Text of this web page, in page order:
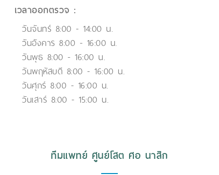
เวลาออกตรวจ :
วันจันทร์ 8:00 - 14:00 น.
วันอังคาร 8:00 - 16:00 น.
วันพุธ 8:00 - 16:00 น.
วันพฤหัสบดี 8:00 - 16:00 น.
วันศุกร์ 8:00 - 16:00 น.
วันเสาร์ 8:00 - 15:00 น.
ทีมแพทย์ ศูนย์โสต ศอ นาสิก